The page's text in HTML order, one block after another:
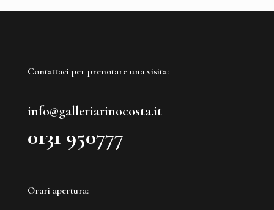
Contattaci per prenotare una visita:
info@galleriarinocosta.it
0131 950777
Orari apertura: